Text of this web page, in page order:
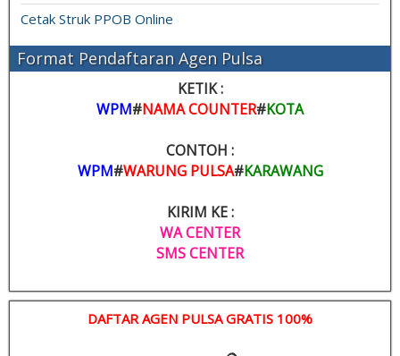
Cetak Struk PPOB Online
Format Pendaftaran Agen Pulsa
KETIK :
WPM#NAMA COUNTER#KOTA
CONTOH :
WPM#WARUNG PULSA#KARAWANG
KIRIM KE :
WA CENTER
SMS CENTER
DAFTAR AGEN PULSA GRATIS 100%